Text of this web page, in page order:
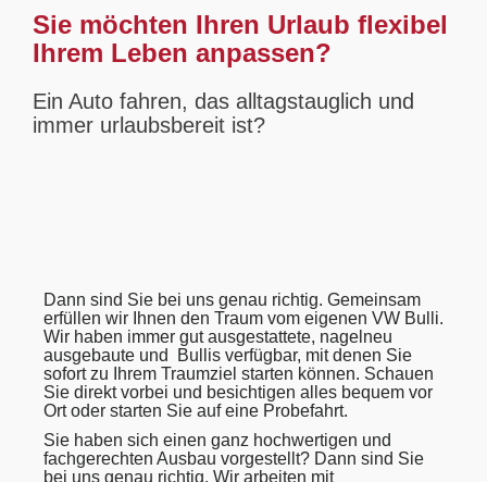
Sie möchten Ihren Urlaub flexibel
Ihrem Leben anpassen?
Ein Auto fahren, das alltagstauglich und
immer urlaubsbereit ist?
Dann sind Sie bei uns genau richtig. Gemeinsam
erfüllen wir Ihnen den Traum vom eigenen VW Bulli.
Wir haben immer gut ausgestattete, nagelneu
ausgebaute und Bullis verfügbar, mit denen Sie
sofort zu Ihrem Traumziel starten können. Schauen
Sie direkt vorbei und besichtigen alles bequem vor
Ort oder starten Sie auf eine Probefahrt.
Sie haben sich einen ganz hochwertigen und
fachgerechten Ausbau vorgestellt? Dann sind Sie
bei uns genau richtig. Wir arbeiten mit